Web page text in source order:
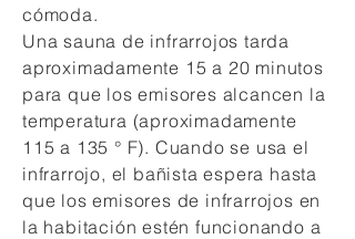
cómoda.
Una sauna de infrarrojos tarda
aproximadamente 15 a 20 minutos
para que los emisores alcancen la
temperatura (aproximadamente
115 a 135 ° F). Cuando se usa el
infrarrojo, el bañista espera hasta
que los emisores de infrarrojos en
la habitación estén funcionando a